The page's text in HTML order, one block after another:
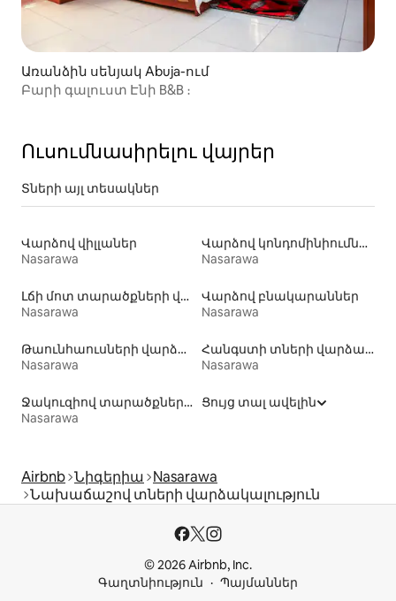
Առանձին սենյակ Abuja-ում
Բարի գալուստ Էնի B&B ։
Ուսումնասիրելու վայրեր
Տների այլ տեսակներ
Վարձով վիլլաներ
Nasarawa
Վարձով կոնդոմինիումներ
Nasarawa
Լճի մոտ տարածքների վարձակալություն
Nasarawa
Վարձով բնակարաններ
Nasarawa
Թաունհաուսների վարձակալություն
Nasarawa
Հանգստի տների վարձակալություն
Nasarawa
Ջակուզիով տարածքների վարձակալություն
Nasarawa
Ցույց տալ ավելին
Airbnb Նիգերիա Nasarawa
Նախաճաշով տների վարձակալություն
© 2026 Airbnb, Inc.
Գաղտնիություն
Պայմաններ